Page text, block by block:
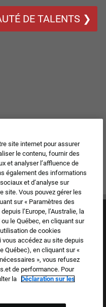
DE TALENTS ❯
site internet pour assurer
le contenu, fournir des
et analyser l’affluence de
également des informations
et d’analyse sur
site. Vous pouvez gérer les
sur « Paramètres des
l’Europe, l’Australie, la
le Québec, en cliquant sur
de cookies
accédez au site depuis
Québec), en cliquant sur «
», vous refusez
de performance. Pour
la Déclaration sur les